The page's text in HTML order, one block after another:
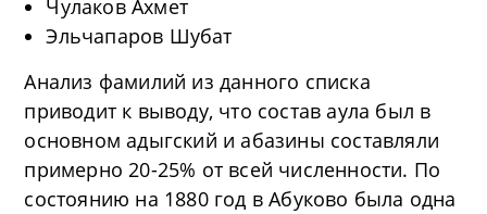
Чулаков Ахмет
Эльчапаров Шубат
Анализ фамилий из данного списка
приводит к выводу, что состав аула был в
основном адыгский и абазины составляли
примерно 20-25% от всей численности. По
состоянию на 1880 год в Абуково была одна